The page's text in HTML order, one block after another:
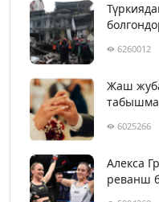
6260012
Жаш
6025266
Алекса
реванш